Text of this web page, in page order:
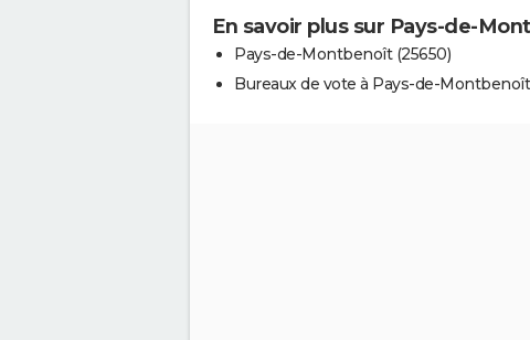
En savoir plus sur Pays-de-
Pays-de-Montbenoît (25650)
Bureaux de vote à Pays-de-Montbenoît